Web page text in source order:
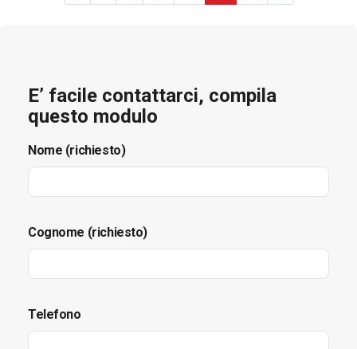
E’ facile contattarci, compila
questo modulo
Nome (richiesto)
Cognome (richiesto)
Telefono